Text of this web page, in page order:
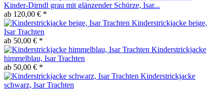
Kinder-Dirndl grau mit glänzender Schürze, Isar...
ab 120,00 € *
Kinderstrickjacke beige,
Isar Trachten
ab 50,00 € *
Kinderstrickjacke
himmelblau, Isar Trachten
ab 50,00 € *
Kinderstrickjacke
schwarz, Isar Trachten